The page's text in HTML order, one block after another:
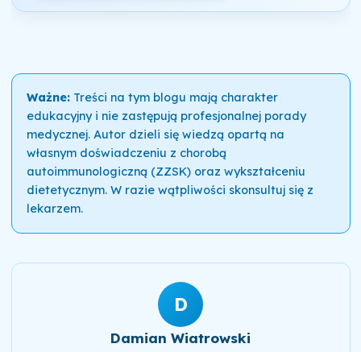
Ważne:Treści na tym blogu mają charakter
edukacyjny i nie zastępują profesjonalnej porady
medycznej. Autor dzieli się wiedzą opartą na
własnym doświadczeniu z chorobą
autoimmunologiczną (ZZSK) oraz wykształceniu
dietetycznym. W razie wątpliwości skonsultuj się z
lekarzem.
D
Damian Wiatrowski